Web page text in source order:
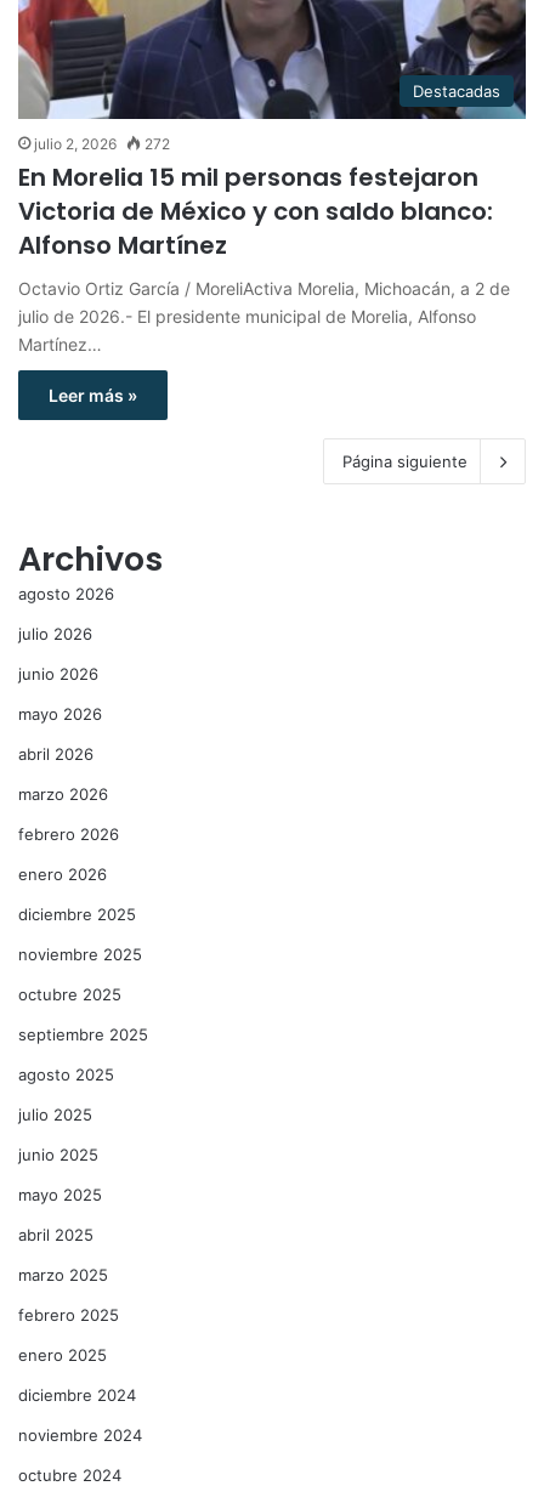
Destacadas
julio 2, 2026 272
En Morelia 15 mil personas festejaron
Victoria de México y con saldo blanco:
Alfonso Martínez
Octavio Ortiz García / MoreliActiva Morelia, Michoacán, a 2 de
julio de 2026.- El presidente municipal de Morelia, Alfonso
Martínez…
Leer más »
Página siguiente
Archivos
agosto 2026
julio 2026
junio 2026
mayo 2026
abril 2026
marzo 2026
febrero 2026
enero 2026
diciembre 2025
noviembre 2025
octubre 2025
septiembre 2025
agosto 2025
julio 2025
junio 2025
mayo 2025
abril 2025
marzo 2025
febrero 2025
enero 2025
diciembre 2024
noviembre 2024
octubre 2024